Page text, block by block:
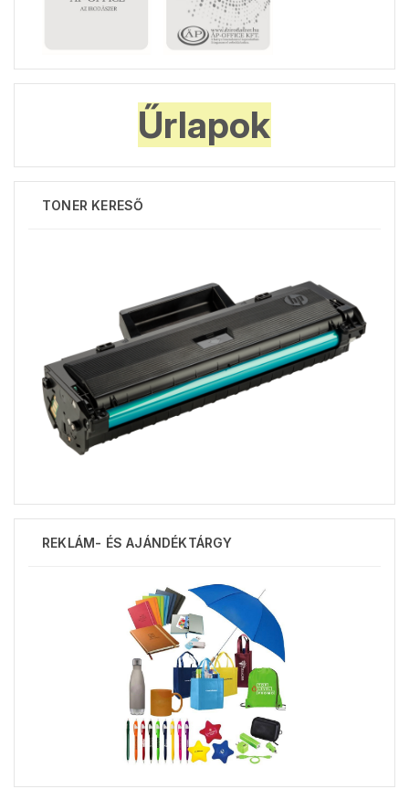
Űrlapok
TONER KERESŐ
REKLÁM- ÉS AJÁNDÉKTÁRGY